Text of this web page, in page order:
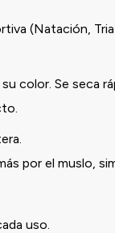
(Natación,
color. Se seca
por el muslo,
uso.